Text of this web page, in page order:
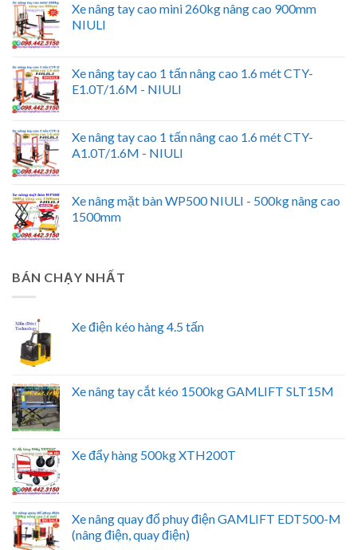
Xe nâng tay cao mini 260kg nâng cao 900mm
NIULI
Xe nâng tay cao 1 tấn nâng cao 1.6 mét CTY-
E1.0T/1.6M - NIULI
Xe nâng tay cao 1 tấn nâng cao 1.6 mét CTY-
A1.0T/1.6M - NIULI
Xe nâng mặt bàn WP500 NIULI - 500kg nâng cao
1500mm
BÁN CHẠY NHẤT
Xe điện kéo hàng 4.5 tấn
Xe nâng tay cắt kéo 1500kg GAMLIFT SLT15M
Xe đẩy hàng 500kg XTH200T
Xe nâng quay đổ phuy điện GAMLIFT EDT500-M
(nâng điện, quay điện)